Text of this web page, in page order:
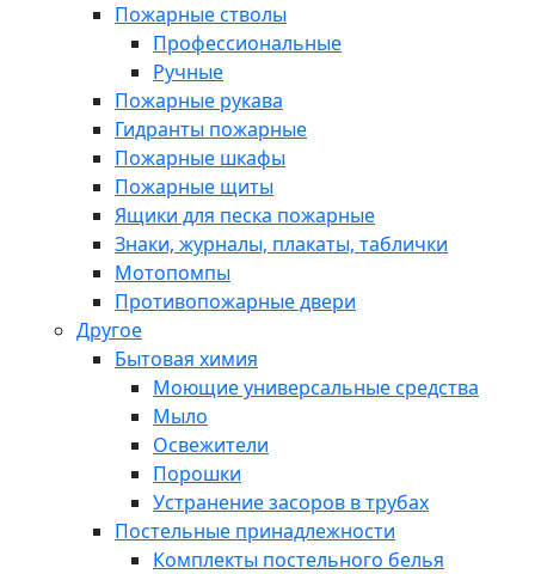
Пожарные стволы
Профессиональные
Ручные
Пожарные рукава
Гидранты пожарные
Пожарные шкафы
Пожарные щиты
Ящики для песка пожарные
Знаки, журналы, плакаты, таблички
Мотопомпы
Противопожарные двери
Другое
Бытовая химия
Моющие универсальные средства
Мыло
Освежители
Порошки
Устранение засоров в трубах
Постельные принадлежности
Комплекты постельного белья